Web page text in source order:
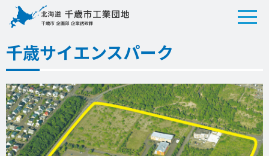
千歳サイエンスパーク